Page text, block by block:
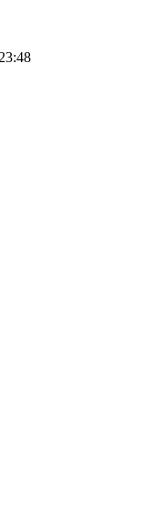
23:48